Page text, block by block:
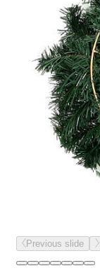
Previous slide